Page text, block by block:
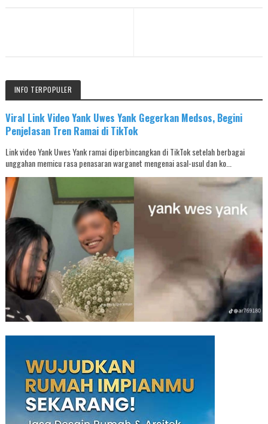
INFO TERPOPULER
Viral Link Video Yank Uwes Yank Gegerkan Medsos, Begini
Penjelasan Tren Ramai di TikTok
Link video Yank Uwes Yank ramai diperbincangkan di TikTok setelah berbagai
unggahan memicu rasa penasaran warganet mengenai asal-usul dan ko...